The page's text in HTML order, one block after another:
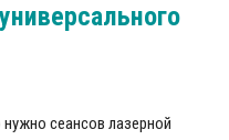
сеансов лазерной